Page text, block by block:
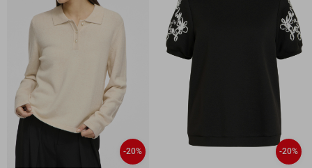
-20% -20%